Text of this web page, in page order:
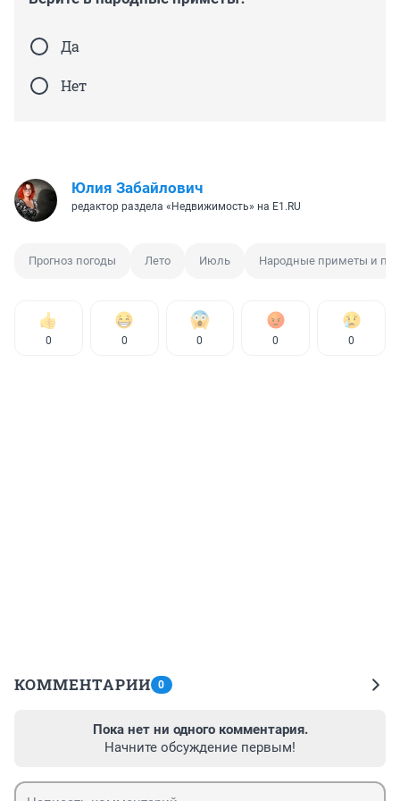
Да
Нет
Юлия Забайлович
редактор раздела «Недвижимость» на E1.RU
Прогноз погоды Лето Июль Народные приметы и
0 0 0 0 0
КОММЕНТАРИИ 0
Пока нет ни одного комментария.
Начните обсуждение первым!